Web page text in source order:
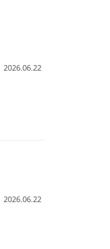
2026.06.22
2026.06.22